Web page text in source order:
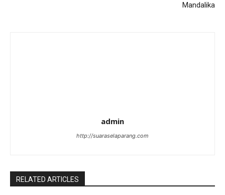
Mandalika
admin
http://suaraselaparang.com
RELATED ARTICLES